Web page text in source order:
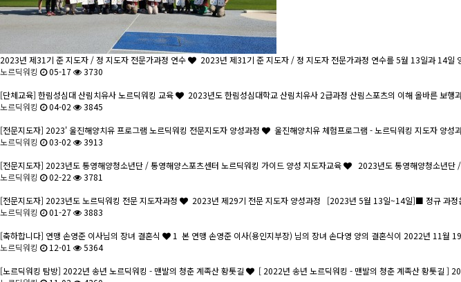
2023년 제31기 준 지도자 / 정 지도자 전문가과정 연수
2023년 제31기 준 지도자 / 정 지도자 전문가과정 연수를 5월 13일과 14일
노르딕워킹
05-17
3730
[단체교육] 한림성심대 산림치유사 노르딕워킹 교육
2023년도 한림성심대학교 산림치유사 2급과정 산림스포츠의 이해 올바른 보행
노르딕워킹
04-02
3845
[전문지도자] 2023' 울진해양치유 프로그램 노르딕워킹 전문지도자 양성과정
울진해양치유 체험프로그램 - 노르딕워킹 지도자 양
노르딕워킹
03-02
3913
[전문지도자] 2023년도 통영해양청소년단 / 통영해양스포츠센터 노르딕워킹 가이드 양성 지도자교육
2023년도 통영해양청소년단
노르딕워킹
02-22
3781
[전문지도자] 2023년도 노르딕워킹 전문 지도자과정
2023년 제29기 전문 지도자 양성과정 [2023년 5월 13일~14일]■ 정규 과정
노르딕워킹
01-27
3883
[축하합니다] 연맹 손영준 이사님의 장녀 결혼식
1 본 연맹 손영준 이사(용인지부장) 님의 장녀 손다영 양의 결혼식이 2022년 11월
노르딕워킹
12-01
5364
[노르딕워킹 탐방] 2022년 송년 노르딕워킹 - 맨발의 청춘 계족산 황톳길
[ 2022년 송년 노르딕워킹 - 맨발의 청춘 계족산 황톳길 ]